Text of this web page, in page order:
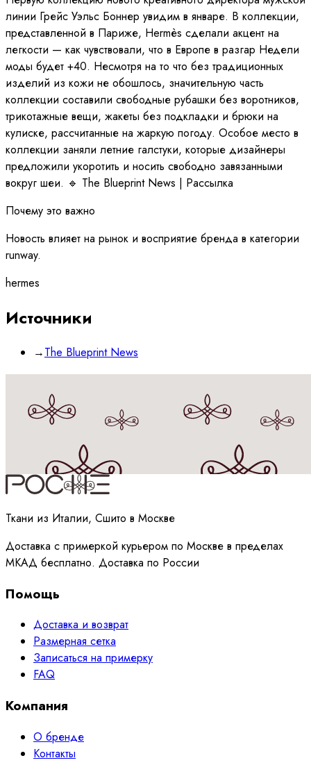
линии Грейс Уэльс Боннер увидим в январе. В коллекции,
представленной в Париже, Hermès сделали акцент на
легкости — как чувствовали, что в Европе в разгар Недели
моды будет +40. Несмотря на то что без традиционных
изделий из кожи не обошлось, значительную часть
коллекции составили свободные рубашки без воротников,
трикотажные вещи, жакеты без подкладки и брюки на
кулиске, рассчитанные на жаркую погоду. Особое место в
коллекции заняли летние галстуки, которые дизайнеры
предложили укоротить и носить свободно завязанными
вокруг шеи. 🔹 The Blueprint News | Рассылка
Почему это важно
Новость влияет на рынок и восприятие бренда в категории
runway.
hermes
Источники
→The Blueprint News
Принимаюполитикуобработки данных
Ткани из Италии, Сшито в Москве
Доставка с примеркой курьером по Москве в пределах
МКАД бесплатно. Доставка по России
Помощь
Доставка и возврат
Размерная сетка
Записаться на примерку
FAQ
Компания
О бренде
Контакты